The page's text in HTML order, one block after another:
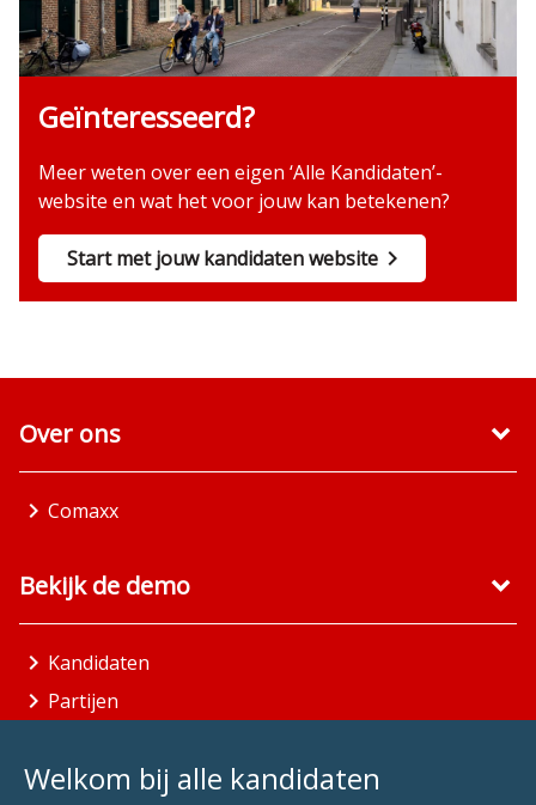
Geïnteresseerd?
Meer weten over een eigen ‘Alle Kandidaten’-
website en wat het voor jouw kan betekenen?
Start met jouw kandidaten website
Welkom bij alle kandidaten
Over ons
Comaxx
Bekijk de demo
Kandidaten
Partijen
Aandachtsgebieden